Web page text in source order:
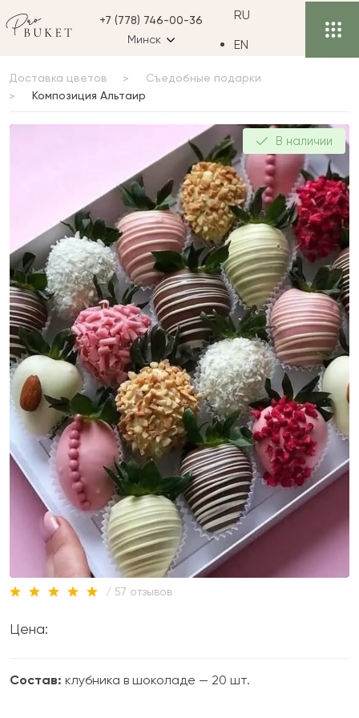
+7 (778) 746-00-36
Минск
RU
EN
Доставка цветов
Съедобные подарки
Композиция Альтаир
Композиция Альтаир В наличии
/ 57 отзывов
Цена:
Состав: клубника в шоколаде — 20 шт.